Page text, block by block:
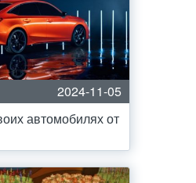
2024-11-05
автомобилях от